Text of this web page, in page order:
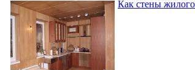
Как стены